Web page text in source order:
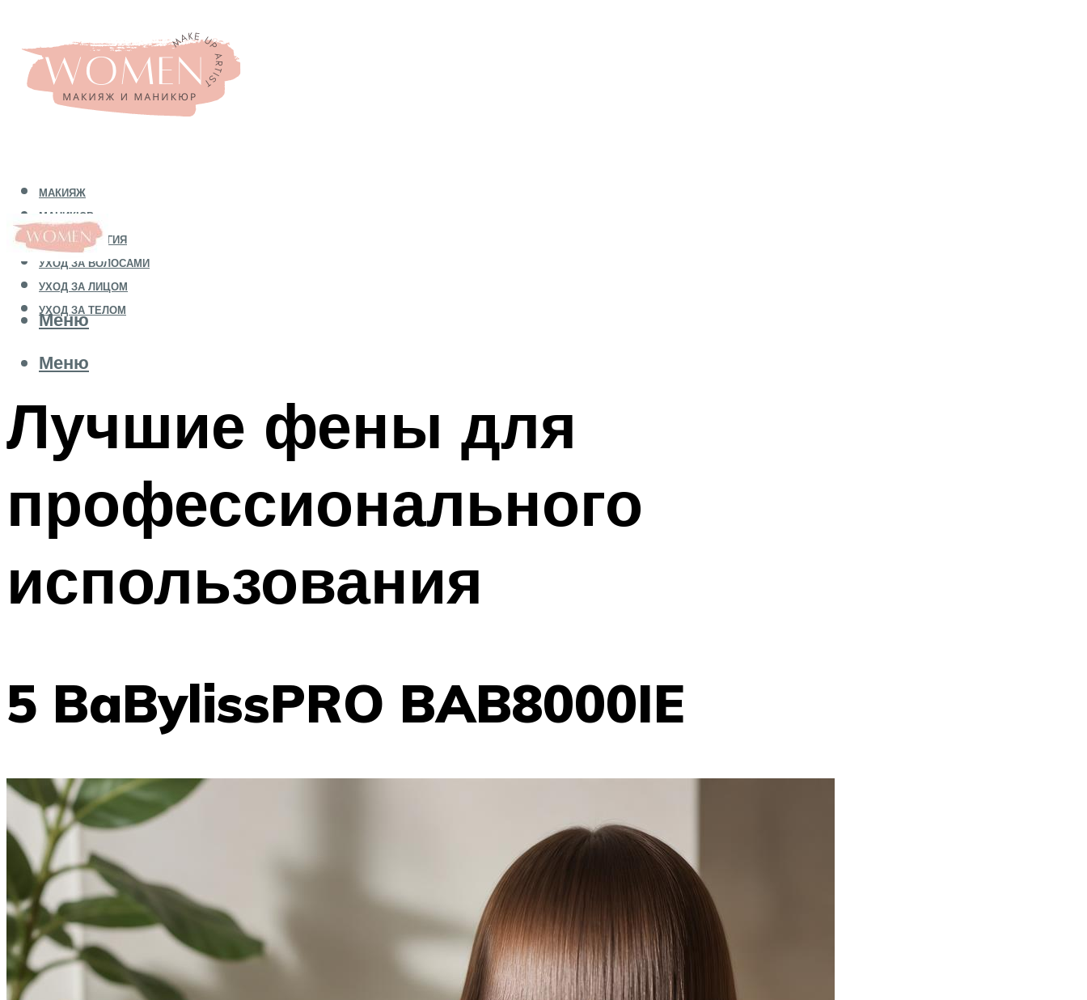
МАКИЯЖ
МАНИКЮР
КОСМЕТОЛОГИЯ
УХОД ЗА ВОЛОСАМИ
УХОД ЗА ЛИЦОМ
УХОД ЗА ТЕЛОМ
Меню
Меню
Лучшие фены для
профессионального
использования
5 BaBylissPRO BAB8000IE